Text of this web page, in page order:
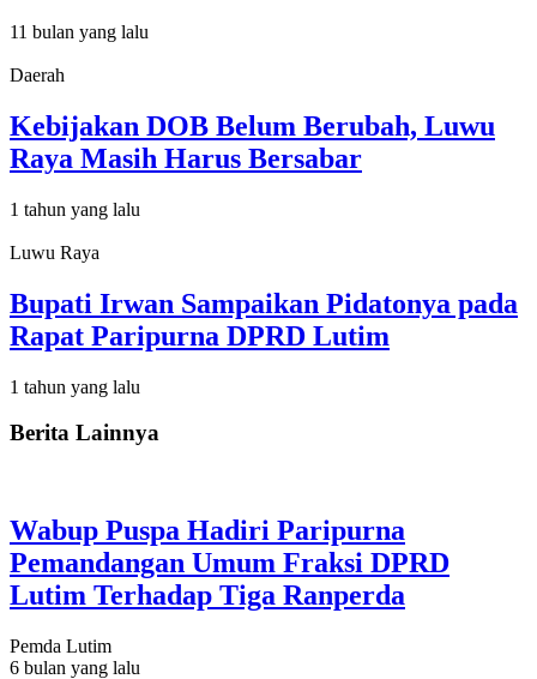
11 bulan yang lalu
Daerah
Kebijakan DOB Belum Berubah, Luwu
Raya Masih Harus Bersabar
1 tahun yang lalu
Luwu Raya
Bupati Irwan Sampaikan Pidatonya pada
Rapat Paripurna DPRD Lutim
1 tahun yang lalu
Berita Lainnya
Wabup Puspa Hadiri Paripurna
Pemandangan Umum Fraksi DPRD
Lutim Terhadap Tiga Ranperda
Pemda Lutim
6 bulan yang lalu